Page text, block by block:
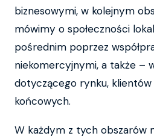
biznesowymi, w kolejnym
mówimy o społeczności
pośrednim poprzez
niekomercyjnymi, a także –
dotyczącego rynku, klientów
końcowych.
W każdym z tych obszarów